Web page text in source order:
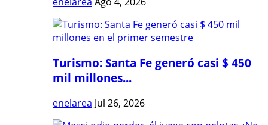
Turismo: Santa Fe generó casi $ 450
mil millones...
enelarea Jul 26, 2026